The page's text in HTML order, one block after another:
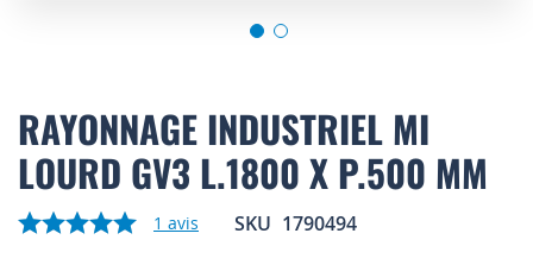
to
the
beginning
of
images
RAYONNAGE INDUSTRIEL MI
LOURD GV3 L.1800 X P.500 MM
1 avis SKU 1790494